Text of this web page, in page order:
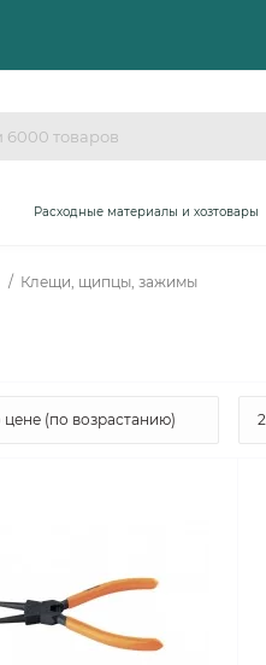
Расходные материалы и хозтовары
Клещи, щипцы, зажимы